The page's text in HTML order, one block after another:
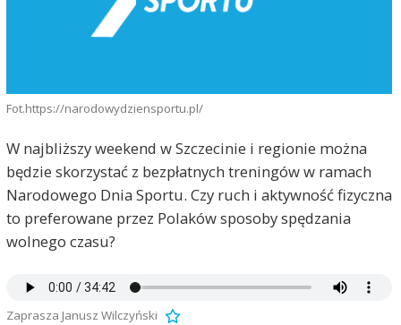
Fot.https://narodowydziensportu.pl/
W najbliższy weekend w Szczecinie i regionie można
będzie skorzystać z bezpłatnych treningów w ramach
Narodowego Dnia Sportu. Czy ruch i aktywność fizyczna
to preferowane przez Polaków sposoby spędzania
wolnego czasu?
Zaprasza Janusz Wilczyński